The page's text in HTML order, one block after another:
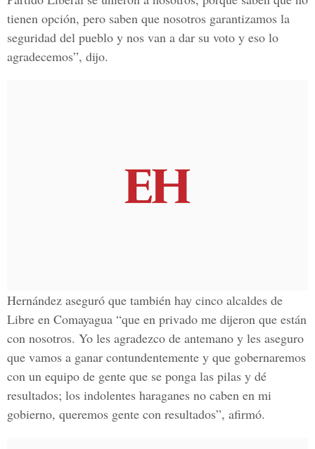
tienen opción, pero saben que nosotros garantizamos la
seguridad del pueblo y nos van a dar su voto y eso lo
agradecemos”, dijo.
Hernández aseguró que también hay cinco alcaldes de
Libre en Comayagua “que en privado me dijeron que están
con nosotros. Yo les agradezco de antemano y les aseguro
que vamos a ganar contundentemente y que gobernaremos
con un equipo de gente que se ponga las pilas y dé
resultados; los indolentes haraganes no caben en mi
gobierno, queremos gente con resultados”, afirmó.